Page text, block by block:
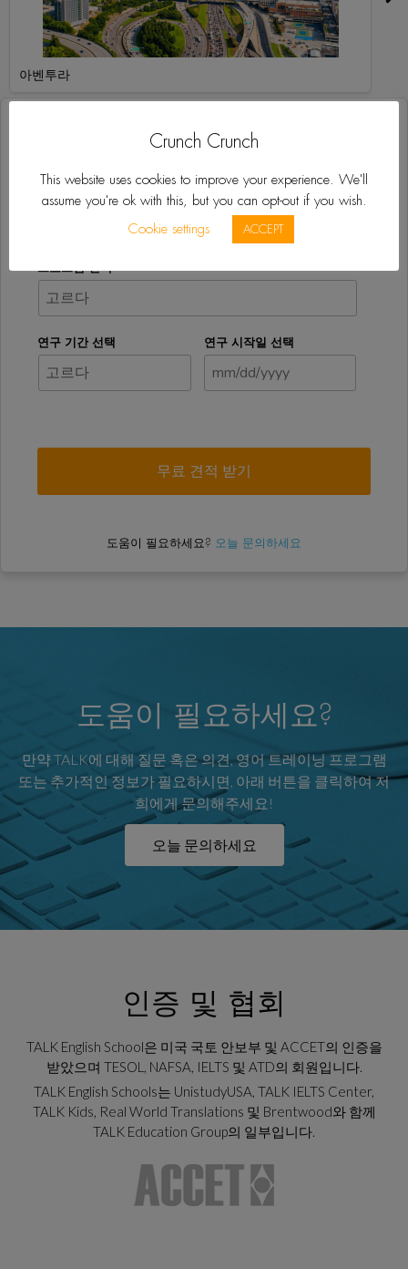
아벤투라
지금 무료 견적 받기
관심있는 목적지
프로그램 선택
연구 기간 선택 연구 시작일 선택
도움이 필요하세요? 오늘 문의하세요
도움이 필요하세요?
만약 TALK에 대해 질문 혹은 의견, 영어 트레이닝 프로그램
또는 추가적인 정보가 필요하시면, 아래 버튼을 클릭하여 저
희에게 문의해주세요!
오늘 문의하세요
인증 및 협회
TALK English School은 미국 국토 안보부 및 ACCET의 인증을
받았으며 TESOL, NAFSA, IELTS 및 ATD의 회원입니다.
TALK English Schools는 UnistudyUSA, TALK IELTS Center,
TALK Kids, Real World Translations 및 Brentwood와 함께
TALK Education Group의 일부입니다.
Crunch Crunch
This website uses cookies to improve your experience. We'll
assume you're ok with this, but you can opt-out if you wish.
Cookie settings
ACCEPT